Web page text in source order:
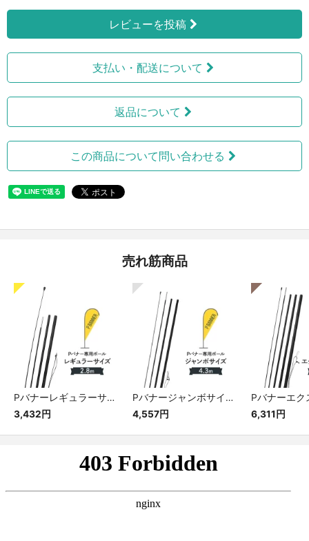
レビューを投稿
支払い・配送について
返品について
この商品について問い合わせる
売れ筋商品
Pバナーレギュラーサイズ専用ポール
3,432円
Pバナージャンボサイズ専用ポール
4,557円
6,311円